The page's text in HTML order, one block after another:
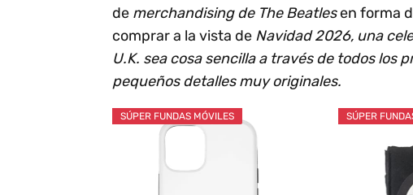
de merchandising de The Beatlesen forma
comprar a la vista de Navidad 2026, una
U.K. sea cosa sencilla a través de todos los
pequeños detalles muy originales.
SÚPER FUNDAS MÓVILES SÚPER